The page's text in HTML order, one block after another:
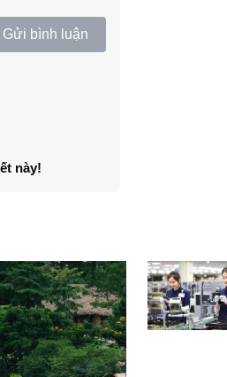
Gửi bình luận
này!